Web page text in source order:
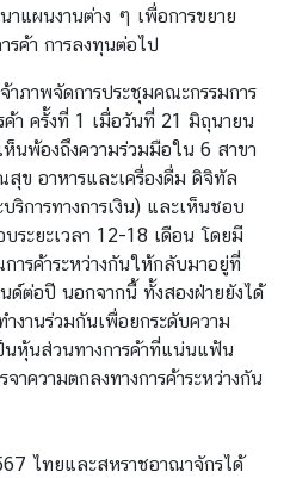
แผนงานต่าง ๆ เพื่อการขยาย
รค้า การลงทุนต่อไป
าภาพจัดการประชุมคณะกรรมการ
ค้า ครั้งที่ 1 เมื่อวันที่ 21 มิถุนายน
นพ้องถึงความร่วมมือใน 6 สาขา
สุข อาหารและเครื่องดื่ม ดิจิทัล
ริการทางการเงิน) และเห็นชอบ
ระยะเวลา 12-18 เดือน โดยมี
ารค้าระหว่างกันให้กลับมาอยู่ที่
ต่อปี นอกจากนี้ ทั้งสองฝ่ายยังได้
งานร่วมกันเพื่อยกระดับความ
นหุ้นส่วนทางการค้าที่แน่นแฟ้น
าความตกลงทางการค้าระหว่างกัน
ไทยและสหราชอาณาจักรได้